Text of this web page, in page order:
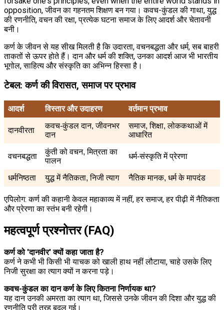
opposition, जीवन का गहनतम शिक्षण बन गया। कवच-कुंडल की गाथा, युद्ध
की रणनीति, वचन की रक्षा, प्रत्येक घटना समाज के लिए आदर्श और चेतावनी
बनी।
कर्ण के जीवन से यह सीख मिलती है कि उदारता, वचनबद्धता और धर्म, सब बाहरी
ताकतों से ऊपर होते हैं। दान और धर्म की शक्ति, उनका आदर्श आज भी भारतीय
भूगोल, साहित्य और संस्कृति का अभिन्न हिस्सा है।
टेबल: कर्ण की विरासत, समाज पर प्रभाव
आदर्श विस्तार और उदाहरण वर्तमान प्रभाव
दानवीरता
कवच-कुंडल दान, जीवनभर
दान
समाज, शिक्षा, लोककथाओं में
आधारित
वचनबद्धता
कुंती को वचन, मित्रता का
पालन
धर्म-संस्कृति में प्रेरणा
धर्मनिष्ठता युद्ध में नैतिकता, निजी त्याग नैतिक मानक, धर्म के मापदंड
एपिलोग: कर्ण की कहानी केवल महाकाव्य में नहीं, हर समाज, हर पीढ़ी में नैतिकता
और प्रेरणा का स्तंभ बनी रहेगी।
महत्वपूर्ण प्रश्नोत्तर (FAQ)
कर्ण को 'दानवीर' क्यों कहा जाता है?
कर्ण ने कभी भी किसी भी याचक को खाली हाथ नहीं लौटाया, चाहे उसके लिए
निजी सुरक्षा का त्याग क्यों न करना पड़े।
कवच-कुंडल का दान कर्ण के लिए कितना निर्णायक था?
यह दान उनकी अमरता का त्याग था, जिससे उनके जीवन की दिशा और युद्ध की
रणनीति पूरी तरह बदल गई।